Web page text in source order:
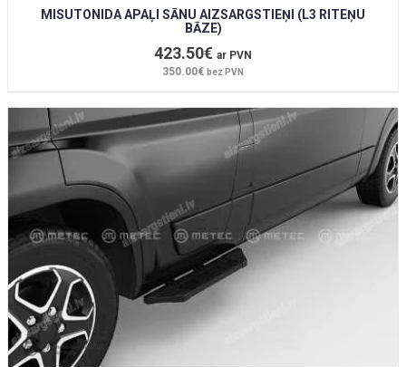
MISUTONIDA APAĻI SĀNU AIZSARGSTIEŅI (L3 RITEŅU
BĀZE)
423.50€ ar PVN
350.00€ bez PVN